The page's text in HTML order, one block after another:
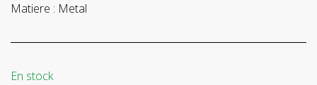
Matiere : Metal
En stock